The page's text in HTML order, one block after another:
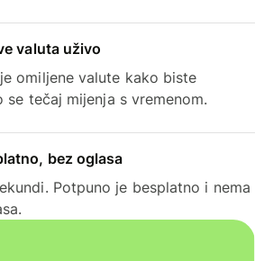
valuta uživo
omiljene valute kako biste
se tečaj mijenja s vremenom.
bez oglasa
Potpuno je besplatno i nema